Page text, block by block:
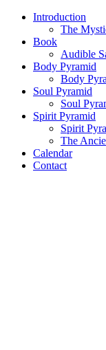
Introduction
The
Book
Audible
Body Pyramid
Body
Soul Pyramid
Soul
Spirit Pyramid
Spirit
The
Calendar
Contact